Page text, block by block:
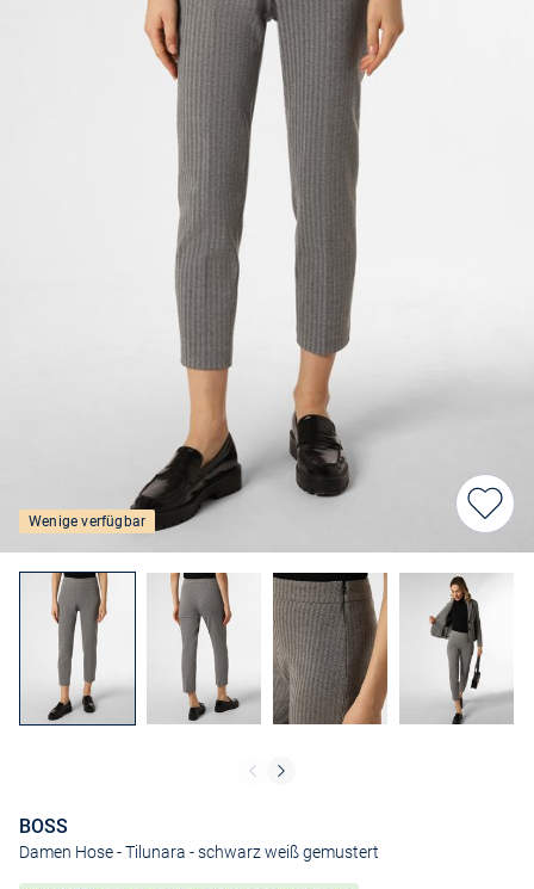
Wenige verfügbar
BOSS
Damen Hose - Tilunara - schwarz weiß gemustert